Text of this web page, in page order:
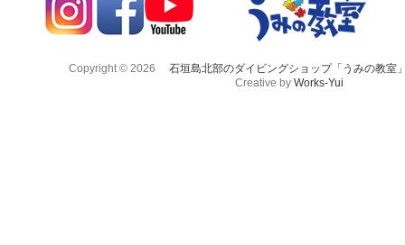
Copyright © 2026
石垣島北部のダイビングショップ「うみの教室
Creative by Works-Yui